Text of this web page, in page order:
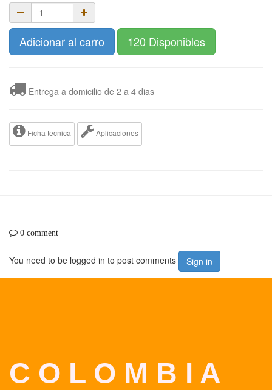
Adicionar al carro 120 Disponibles
Entrega a domicilio de 2 a 4 dias
Ficha tecnica Aplicaciones
0 comment
You need to be logged in to post comments Sign in
C O L O M B I A